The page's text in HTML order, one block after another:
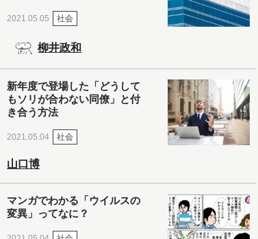
2021.05.05 社会
柳井政和
新年度で登場した「どうして
もソリが合わない同僚」と付
き合う方法
2021.05.04 社会
山口博
マンガでわかる「ウイルスの
変異」ってなに？